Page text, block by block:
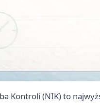
Kontroli (NIK) to